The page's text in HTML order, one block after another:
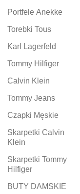
Portfele Anekke
Torebki Tous
Karl Lagerfeld
Tommy Hilfiger
Calvin Klein
Tommy Jeans
Czapki Męskie
Skarpetki Calvin
Klein
Skarpetki Tommy
Hilfiger
BUTY DAMSKIE